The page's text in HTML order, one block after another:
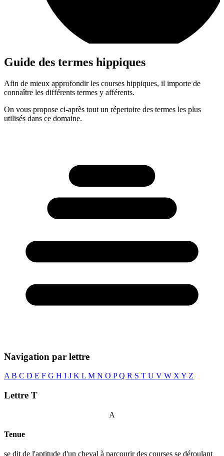
Guide des termes hippiques
Afin de mieux approfondir les courses hippiques, il importe de
connaître les différents termes y afférents.
On vous propose ci-après tout un répertoire des termes les plus
utilisés dans ce domaine.
Navigation par lettre
A B C D E F G H I J K L M N O PQ R S T U V W X Y Z
Lettre T
A
Tenue
se dit de l'aptitude d'un cheval à parcourir des courses se déroulant